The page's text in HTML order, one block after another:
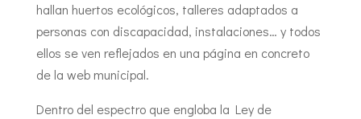
hallan huertos ecológicos, talleres adaptados a
personas con discapacidad, instalaciones… y todos
ellos se ven reflejados en una página en concreto
de la web municipal.
Dentro del espectro que engloba la Ley de